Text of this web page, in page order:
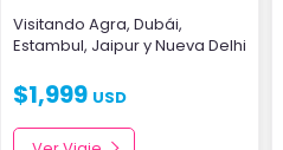
Visitando Agra, Dubái,
Estambul, JaipuryNueva Delhi
$1,999 USD